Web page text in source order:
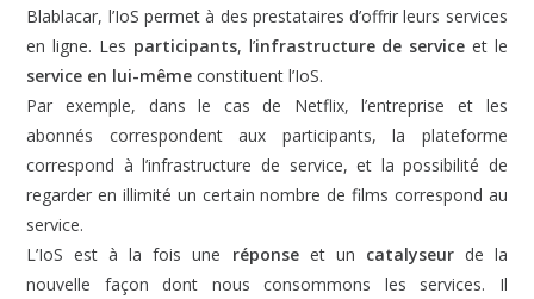
Blablacar, l’IoS permet à des prestataires d’offrir leurs services
en ligne. Les participants, l’infrastructure de service et le
service en lui-même constituent l’IoS.
Par exemple, dans le cas de Netflix, l’entreprise et les
abonnés correspondent aux participants, la plateforme
correspond à l’infrastructure de service, et la possibilité de
regarder en illimité un certain nombre de films correspond au
service.
L’IoS est à la fois une réponse et un catalyseur de la
nouvelle façon dont nous consommons les services. Il